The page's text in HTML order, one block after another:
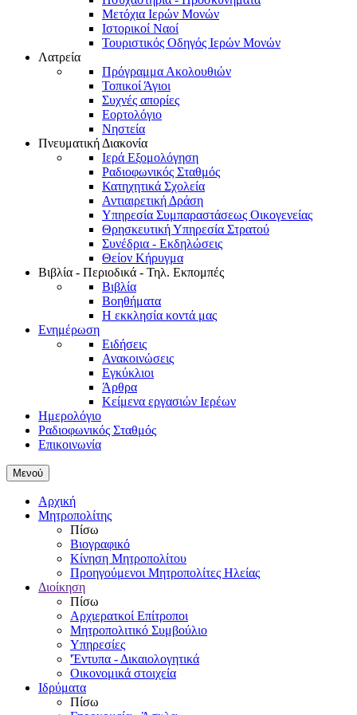
Μετόχια Ιερών Μονών
Ιστορικοί Ναοί
Τουριστικός Οδηγός Ιερών Μονών
Λατρεία
Πρόγραμμα Ακολουθιών
Τοπικοί Άγιοι
Συχνές απορίες
Εορτολόγιο
Νηστεία
Πνευματική Διακονία
Ιερά Εξομολόγηση
Ραδιοφωνικός Σταθμός
Κατηχητικά Σχολεία
Αντιαιρετική Δράση
Υπηρεσία Συμπαραστάσεως Οικογενείας
Θρησκευτική Υπηρεσία Στρατού
Συνέδρια - Εκδηλώσεις
Θείον Κήρυγμα
Βιβλία - Περιοδικά - Τηλ. Εκπομπές
Βιβλία
Βοηθήματα
Η εκκλησία κοντά μας
Ενημέρωση
Ειδήσεις
Ανακοινώσεις
Εγκύκλιοι
Άρθρα
Κείμενα εργασιών Ιερέων
Ημερολόγιο
Ραδιοφωνικός Σταθμός
Επικοινωνία
Μενού
Αρχική
Μητροπολίτης
Πίσω
Βιογραφικό
Κίνηση Μητροπολίτου
Προηγούμενοι Μητροπολίτες Ηλείας
Διοίκηση
Πίσω
Αρχιερατκοί Επίτροποι
Μητροπολιτικό Συμβούλιο
Υπηρεσίες
'Έντυπα - Δικαιολογητικά
Οικονομικά στοιχεία
Ιδρύματα
Πίσω